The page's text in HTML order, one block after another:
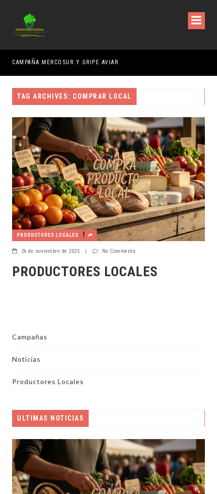
CAMPAÑA MERCOSUR Y GRIPE AVIAR
TAG ARCHIVES: COMPRAR LOCAL
PRODUCTORES LOCALES
26 de noviembre de 2025 | No Comments
PRODUCTORES LOCALES
Campañas
Noticias
Productores Locales
ULTIMAS NOTICIAS